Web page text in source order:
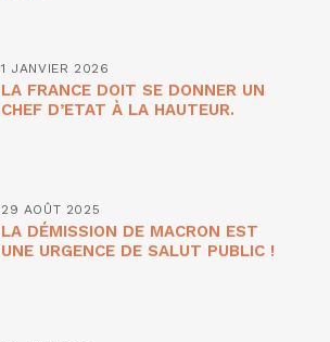
1 JANVIER 2026
LA FRANCE DOIT SE DONNER UN
CHEF D’ETAT À LA HAUTEUR.
29 AOÛT 2025
LA DÉMISSION DE MACRON EST
UNE URGENCE DE SALUT PUBLIC !